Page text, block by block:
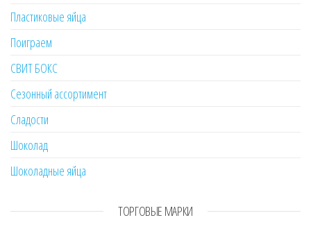
Пластиковые яйца
Поиграем
СВИТ БОКС
Сезонный ассортимент
Сладости
Шоколад
Шоколадные яйца
ТОРГОВЫЕ МАРКИ